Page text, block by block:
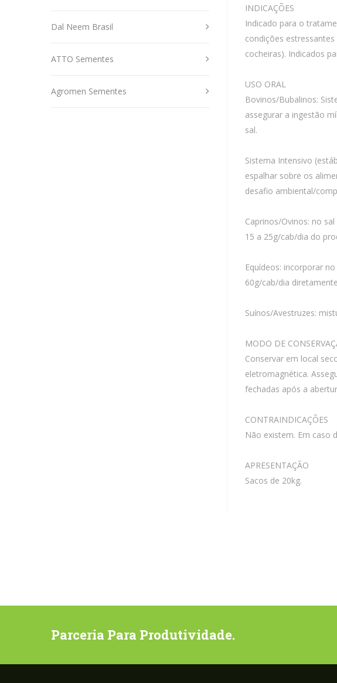
Dal Neem Brasil
ATTO Sementes
Agromen Sementes
INDICAÇÕES
Indicado para o
condições
cocheiras). Indicados
USO ORAL
Bovinos/Bubalinos:
assegurar a ingestão
sal.
Sistema Intensivo
espalhar sobre os
desafio ambiental/
Caprinos/Ovinos: no
15 a 25g/cab/dia do
Equídeos: incorporar
60g/cab/dia
Suínos/Avestruzes:
MODO DE
Conservar em local
eletromagnética.
fechadas após a
CONTRAINDICAÇÕES
Não existem. Em caso
APRESENTAÇÃO
Sacos de 20kg.
Parceria Para Produtividade.